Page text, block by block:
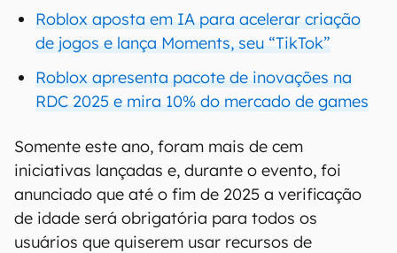
Roblox aposta em IA para acelerar criação
de jogos e lança Moments, seu “TikTok”
Roblox apresenta pacote de inovações na
RDC 2025 e mira 10% do mercado de games
Somente este ano, foram mais de cem
iniciativas lançadas e, durante o evento, foi
anunciado que até o fim de 2025 a verificação
de idade será obrigatória para todos os
usuários que quiserem usar recursos de